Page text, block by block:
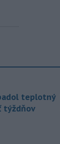
teplotný
týždňov